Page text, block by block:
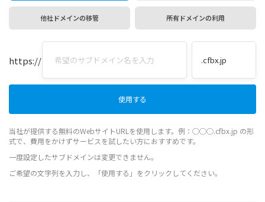
他社ドメインの移管 所有ドメインの利用
https://
当社が提供する無料のWebサイトURLを使用します。例：◯◯◯.cfbx.jp の形
式で、費用をかけずサービスを試したい方におすすめです。
一度設定したサブドメインは変更できません。
ご希望の文字列を入力し、「使用する」をクリックしてください。